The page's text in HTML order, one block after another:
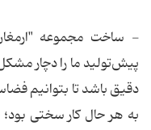
- ساخت مجموعه
پیش‌تولید ما را دچار
دقیق باشد تا بتوانیم